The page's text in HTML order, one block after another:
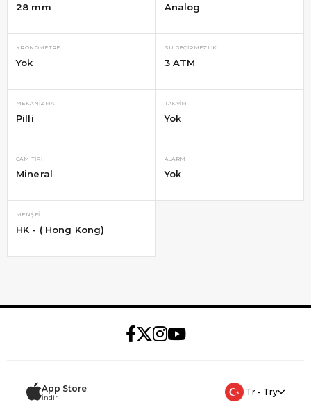
28 mm Analog
KRONOMETRE
Yok
SU GEÇIRMEZLIK
3 ATM
MEKANIZMA
Pilli
TAKVIM
Yok
CAM TIPI
Mineral
ALARM
Yok
MENŞEI
HK - ( Hong Kong)
App Store
İndir
Tr - Try